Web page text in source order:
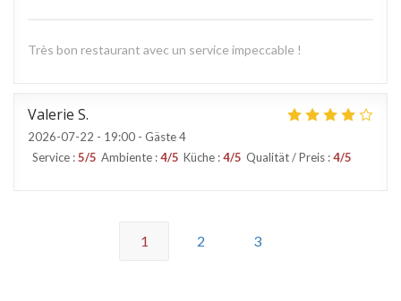
Très bon restaurant avec un service impeccable !
Valerie S
2026-07-22 - 19:00 - Gäste 4
Service :5/5 Ambiente :4/5 Küche :4/5 Qualität / Preis :4/5
1 2 3